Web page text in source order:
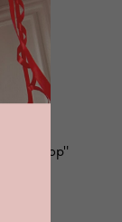
трактор"